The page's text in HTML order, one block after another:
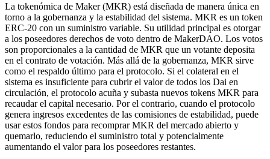
La tokenómica de Maker (MKR) está diseñada de manera única en
torno a la gobernanza y la estabilidad del sistema. MKR es un token
ERC-20 con un suministro variable. Su utilidad principal es otorgar
a los poseedores derechos de voto dentro de MakerDAO. Los votos
son proporcionales a la cantidad de MKR que un votante deposita
en el contrato de votación. Más allá de la gobernanza, MKR sirve
como el respaldo último para el protocolo. Si el colateral en el
sistema es insuficiente para cubrir el valor de todos los Dai en
circulación, el protocolo acuña y subasta nuevos tokens MKR para
recaudar el capital necesario. Por el contrario, cuando el protocolo
genera ingresos excedentes de las comisiones de estabilidad, puede
usar estos fondos para recomprar MKR del mercado abierto y
quemarlo, reduciendo el suministro total y potencialmente
aumentando el valor para los poseedores restantes.